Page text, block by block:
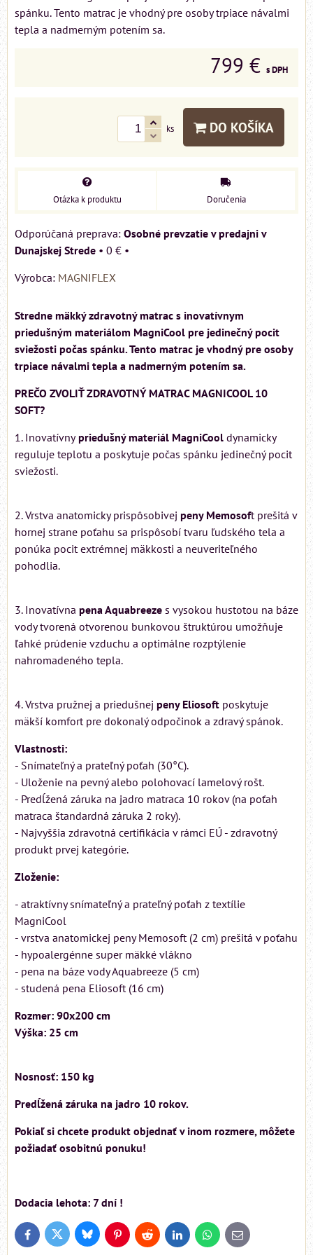
spánku. Tento matrac je vhodný pre osoby trpiace návalmi
tepla a nadmerným potením sa.
799 € s DPH
ks DO KOŠÍKA
Otázka k produktu Doručenia
Osobné prevzatie v predajni v
Dunajskej Strede • 0 € •
Výrobca: MAGNIFLEX
Stredne mäkký zdravotný matrac s inovatívnym
priedušným materiálom MagniCool pre jedinečný pocit
sviežosti počas spánku. Tento matrac je vhodný pre osoby
trpiace návalmi tepla a nadmerným potením sa.
PREČO ZVOLIŤ ZDRAVOTNÝ MATRAC MAGNICOOL 10
SOFT?
1. Inovatívnypriedušný materiál MagniCool dynamicky
reguluje teplotu a poskytuje počas spánku jedinečný pocit
sviežosti.
2. Vrstva anatomicky prispôsobivej peny Memosoft prešitá v
hornej strane poťahu sa prispôsobí tvaru ľudského tela a
ponúka pocit extrémnej mäkkosti a neuveriteľného
pohodlia.
3. Inovatívna pena Aquabreeze s vysokou hustotou na báze
vody tvorená otvorenou bunkovou štruktúrou umožňuje
ľahké prúdenie vzduchu a optimálne rozptýlenie
nahromadeného tepla.
4. Vrstva pružnej a priedušnej peny Eliosoft poskytuje
mäkší komfort pre dokonalý odpočinok a zdravý spánok.
Vlastnosti:
- Snímateľný a prateľný poťah (30°C).
- Uloženie na pevný alebo polohovací lamelový rošt.
- Predĺžená záruka na jadro matraca 10 rokov (na poťah
matraca štandardná záruka 2 roky).
- Najvyššia zdravotná certifikácia v rámci EÚ - zdravotný
produkt prvej kategórie.
Zloženie:
- atraktívny snímateľný a prateľný poťah z textílie
MagniCool
- vrstva anatomickej peny Memosoft (2 cm) prešitá v poťahu
- hypoalergénne super mäkké vlákno
- pena na báze vody Aquabreeze (5 cm)
- studená pena Eliosoft (16 cm)
Rozmer: 90x200 cm
Výška: 25 cm
Nosnosť: 150 kg
Predĺžená záruka na jadro 10 rokov.
Pokiaľ si chcete produkt objednať v inom rozmere, môžete
požiadať osobitnú ponuku!
Dodacia lehota: 7 dní !
FacebookTwitter BlueskyPinterestReddit LinkedInWhatsApp
E-
mail